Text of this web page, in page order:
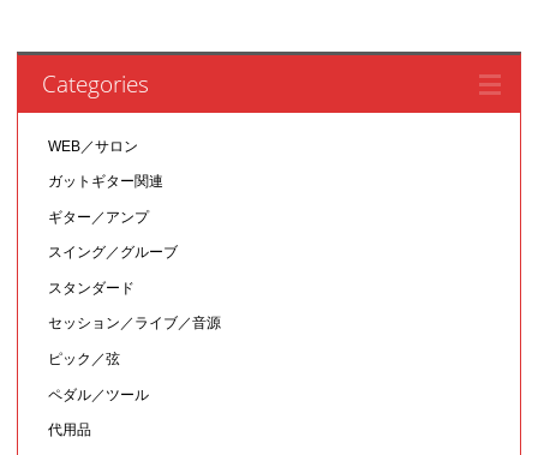
Categories
WEB／サロン
ガットギター関連
ギター／アンプ
スイング／グルーブ
スタンダード
セッション／ライブ／音源
ピック／弦
ペダル／ツール
代用品